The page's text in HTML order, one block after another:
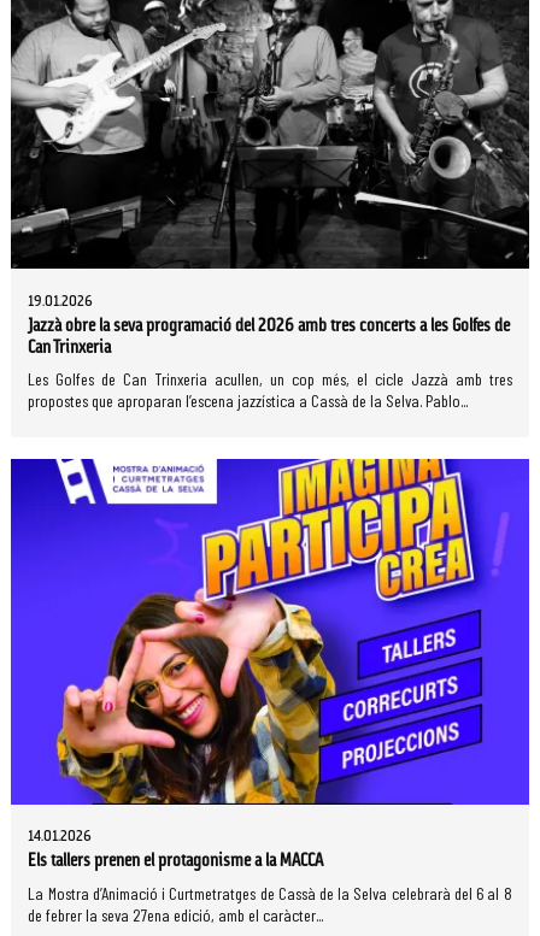
19.01.2026
Jazzà obre la seva programació del 2026 amb tres concerts a les Golfes de
Can Trinxeria
Les Golfes de Can Trinxeria acullen, un cop més, el cicle Jazzà amb tres
propostes que aproparan l’escena jazzística a Cassà de la Selva. Pablo...
14.01.2026
Els tallers prenen el protagonisme a la MACCA
La Mostra d’Animació i Curtmetratges de Cassà de la Selva celebrarà del 6 al 8
de febrer la seva 27ena edició, amb el caràcter...